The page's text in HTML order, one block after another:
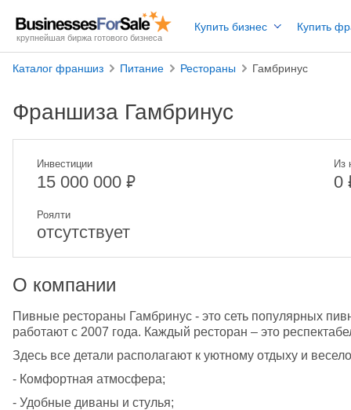
крупнейшая биржа готового бизнеса
Купить бизнес Купить
Каталог франшиз Питание Рестораны Гамбринус
Франшиза Гамбринус
Инвестиции
15 000 000 ₽
Из
0
Роялти
отсутствует
О компании
Пивные рестораны Гамбринус - это сеть популярных
работают с 2007 года. Каждый ресторан – это
Здесь все детали располагают к уютному отдыху и
- Комфортная атмосфера;
- Удобные диваны и стулья;